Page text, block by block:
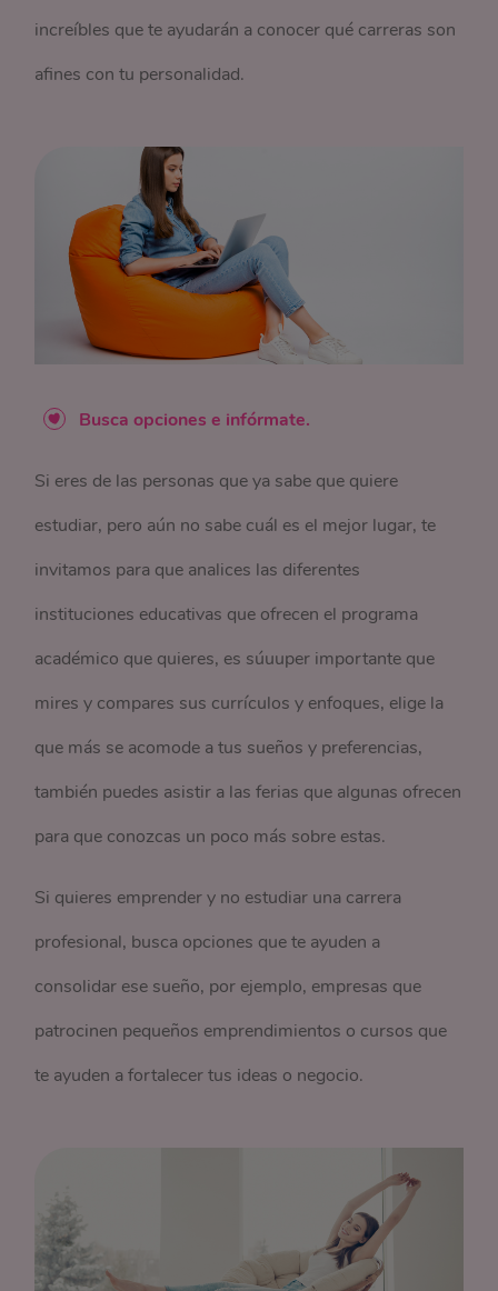
increíbles que te ayudarán a conocer qué carreras son
afines con tu personalidad.
Busca opciones e infórmate.
Si eres de las personas que ya sabe que quiere
estudiar, pero aún no sabe cuál es el mejor lugar, te
invitamos para que analices las diferentes
instituciones educativas que ofrecen el programa
académico que quieres, es súuuper importante que
mires y compares sus currículos y enfoques, elige la
que más se acomode a tus sueños y preferencias,
también puedes asistir a las ferias que algunas ofrecen
para que conozcas un poco más sobre estas.
Si quieres emprender y no estudiar una carrera
profesional, busca opciones que te ayuden a
consolidar ese sueño, por ejemplo, empresas que
patrocinen pequeños emprendimientos o cursos que
te ayuden a fortalecer tus ideas o negocio.